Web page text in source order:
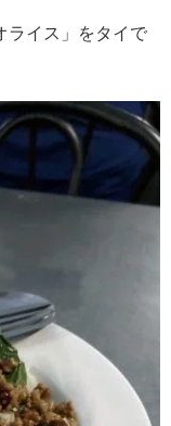
ライス」をタイで